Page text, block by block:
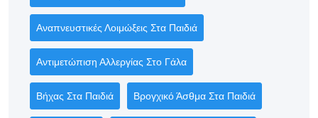
Αναπνευστικές Λοιμώξεις Στα Παιδιά
Αντιμετώπιση Αλλεργίας Στο Γάλα
Βήχας Στα Παιδιά Βρογχικό Άσθμα Στα Παιδιά